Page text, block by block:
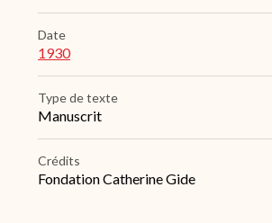
Date
1930
Type de texte
Manuscrit
Crédits
Fondation Catherine Gide